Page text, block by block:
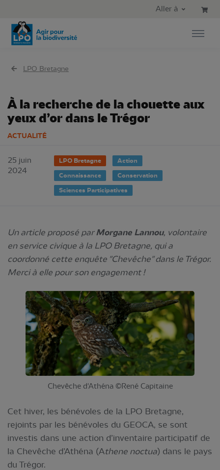
Aller au menu principal
Aller à
LPO Bretagne
À la recherche de la chouette aux
yeux d’or dans le Trégor
ACTUALITÉ
25 juin
2024
LPO Bretagne
Action
Connaissance
Conservation
Sciences Participatives
Un article proposé parMorgane Lannou, volontaire
en service civique à la LPO Bretagne, qui a
coordonné cette enquête "Chevêche" dans le Trégor.
Merci à elle pour son engagement !
Chevêche d'Athéna ©René Capitaine
Cet hiver, les bénévoles de la LPO Bretagne,
rejoints par les bénévoles du GEOCA, se sont
investis dans une action d’inventaire participatif de
la Chevêche d’Athéna (Athene noctua) dans le pays
du Trégor.